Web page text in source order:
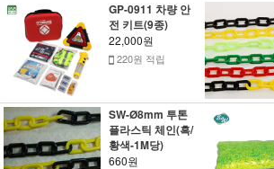
GP-0911 차량 안
전 키트(9종)
22,000원
220원 적립
SW-Ø8mm 투톤
플라스틱 체인(흑/
황색-1M당)
660원